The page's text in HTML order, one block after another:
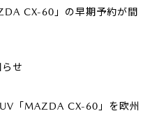
CX-60」の早期予約が間
せ
「MAZDA CX-60」を欧州